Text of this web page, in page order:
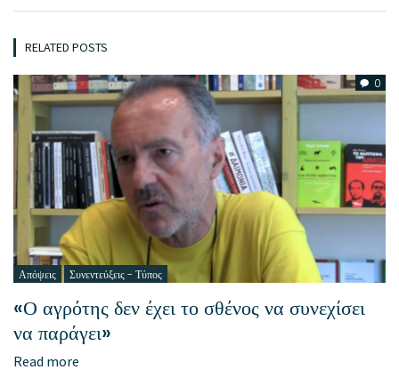
RELATED POSTS
0
Απόψεις Συνεντεύξεις - Τύπος
«Ο αγρότης δεν έχει το σθένος να συνεχίσει
να παράγει»
Read more